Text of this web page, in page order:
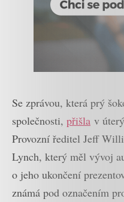
Se zprávou, která prý
společnosti, přišla v
Provozní ředitel Jeff
Lynch, který měl vývoj
o jeho ukončení
známá pod označením